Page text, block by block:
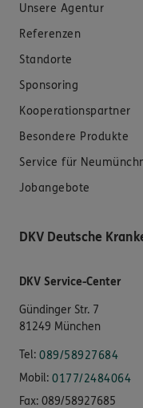
Unsere Agentur
Referenzen
Standorte
Sponsoring
Kooperationspartner
Besondere Produkte
Service für
Jobangebote
DKV Deutsche
DKV Service-Center
Gündinger Str. 7
81249 München
Tel: 089/58927684
Mobil: 0177/2484064
Fax: 089/58927685